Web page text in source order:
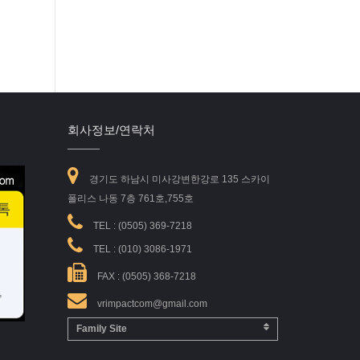
회사정보/연락처
경기도 하남시 미사강변한강로 135 스카이
폴리스 나동 7층 761호,755호
TEL : (0505) 369-7218
TEL : (010) 3086-1971
FAX : (0505) 368-7218
vrimpactcom@gmail.com
Family Site